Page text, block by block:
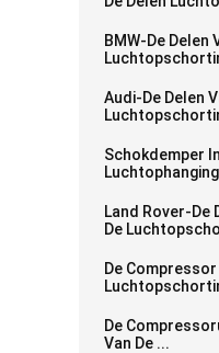
BMW-De Delen
Audi-De Delen
Schokdemper In
Luchtophanging
Land Rover-De
De
De Compressor
De
Van De ...